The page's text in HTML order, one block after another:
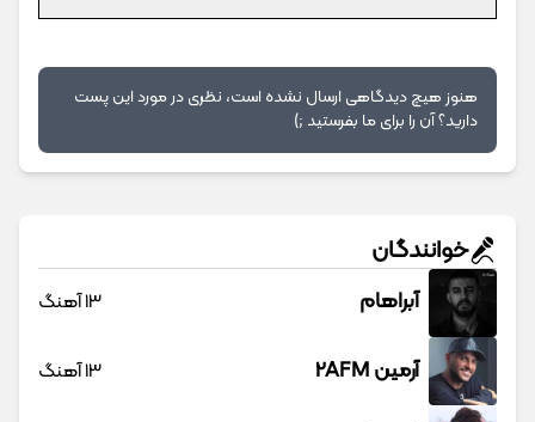
هنوز هیچ دیدگاهی ارسال نشده است، نظری در مورد این پست
دارید؟ آن را برای ما بفرستید ;)
خوانندگان
آبراهام 13 آهنگ
آرمین 2AFM 13 آهنگ